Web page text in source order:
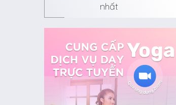
nhất